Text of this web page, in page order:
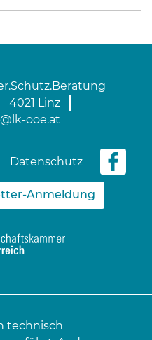
4021 Linz
ooe.at
Datenschutz
Anmeldung
technisch